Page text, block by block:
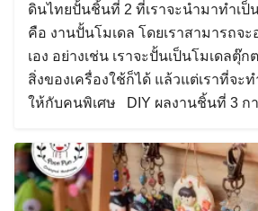
ดินไทยปั้นชิ้นที่ 2 ที่เราจะนำมาทำเ
คือ งานปั้นโมเดล โดยเราสามารถจ
เอง อย่างเช่น เราจะปั้นเป็นโมเดลตุ๊ก
สิ่งของเครื่องใช้ก็ได้ แล้วแต่เราที่จะ
ให้กับคนพิเศษ DIY ผลงานชิ้นที่ 3 ก